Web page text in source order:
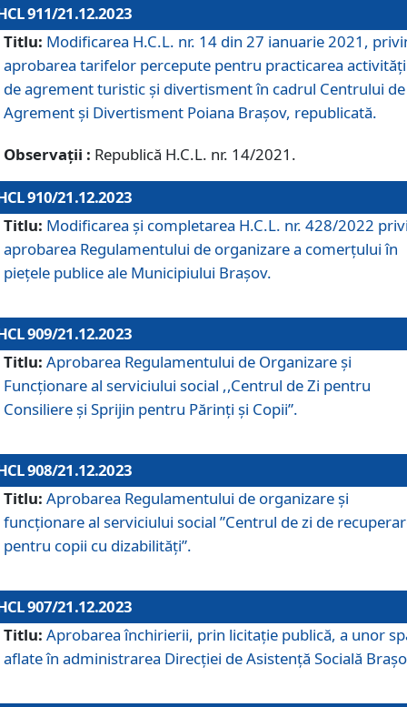
911/21.12.2023
Titlu: Modificarea H.C.L. nr. 14 din 27 ianuarie 2021,
aprobarea tarifelor percepute pentru practicarea
de agrement turistic și divertisment în cadrul Centrului de
Agrement și Divertisment Poiana Brașov, republicată.
Observații : Republică H.C.L. nr. 14/2021.
910/21.12.2023
Titlu: Modificarea și completarea H.C.L. nr. 428/2022
aprobarea Regulamentului de organizare a comerțului în
piețele publice ale Municipiului Braşov.
909/21.12.2023
Titlu: Aprobarea Regulamentului de Organizare și
Funcționare al serviciului social ,,Centrul de Zi pentru
Consiliere şi Sprijin pentru Părinţi şi Copii”.
908/21.12.2023
Titlu: Aprobarea Regulamentului de organizare şi
funcţionare al serviciului social ”Centrul de zi de
pentru copii cu dizabilități”.
907/21.12.2023
Titlu: Aprobarea închirierii, prin licitație publică, a unor
aflate în administrarea Direcției de Asistență Socială